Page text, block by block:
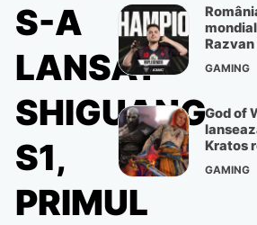
S-A
LANSAT
SHIGUANG
S1,
PRIMUL
Razvan
câștigă
GAMING
God of
Kratos
God of
GAMING